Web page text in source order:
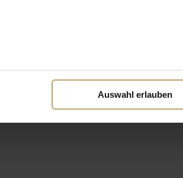
Auswahl erlauben